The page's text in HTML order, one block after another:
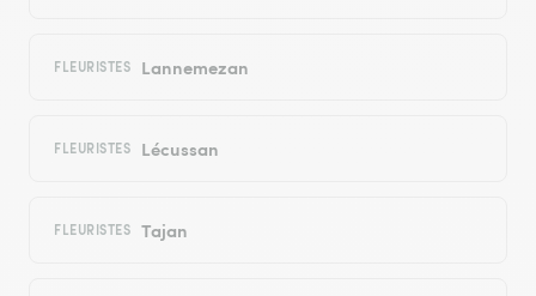
FLEURISTES Lannemezan
FLEURISTES Lécussan
FLEURISTES Tajan